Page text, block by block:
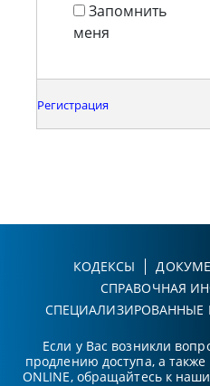
Запомнить
меня
Регистрация
КОДЕКСЫ
СПРАВОЧНАЯ
СПЕЦИАЛИЗИРОВАННЫЕ
Если у Вас возникли
продлению доступа, а
ONLINE, обращайтесь к